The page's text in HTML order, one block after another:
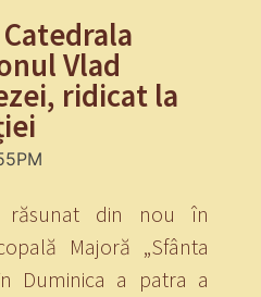
Vlad
ridicat la
răsunat din nou în
Majoră „Sfânta
Duminica a patra a